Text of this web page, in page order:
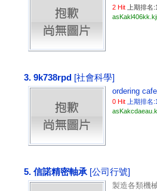
2 Hit 上期排名
3. 9k738rpd [社會科學]
ordering
0 Hit 上期排名
5. 信諾精密軸承 [公司行號]
製造各類機